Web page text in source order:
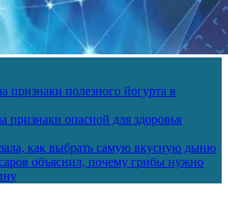
признаки полезного йогурта в
признаки опасной для здоровья
как выбрать самую вкусную дыню
объяснил, почему грибы нужно